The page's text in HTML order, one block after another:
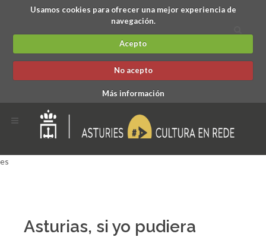
Usamos cookies para ofrecer una mejor experiencia de
navegación.
Acepto
No acepto
Más información
es
Asturias, si yo pudiera